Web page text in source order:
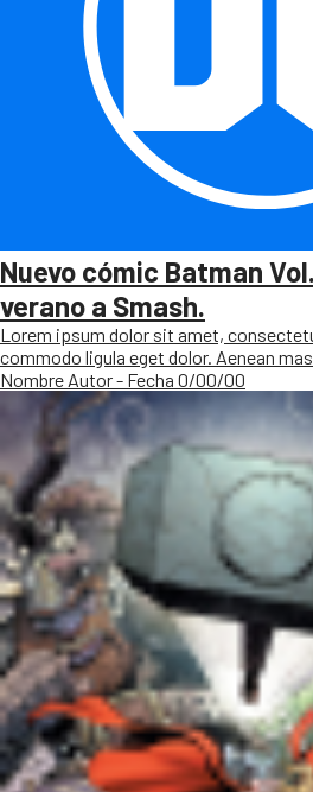
Nuevo cómic Batman
verano a Smash.
Lorem ipsum dolor sit amet,
commodo ligula eget dolor. Aenean
Nombre Autor - Fecha 0/00/00